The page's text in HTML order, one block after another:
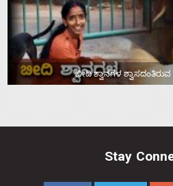
ಬೀದಿ ಶ್ವಾನಗಳ
Stay